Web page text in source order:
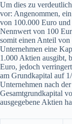
Um dies zu
vor: Angenommen,
von 100.000 Euro
Nennwert von 100
somit einen Anteil von
Unternehmen eine
1.000 Aktien ausgibt,
Euro, jedoch
am Grundkapital auf
Unternehmen nach
Gesamtgrundkapital
ausgegebene Aktien